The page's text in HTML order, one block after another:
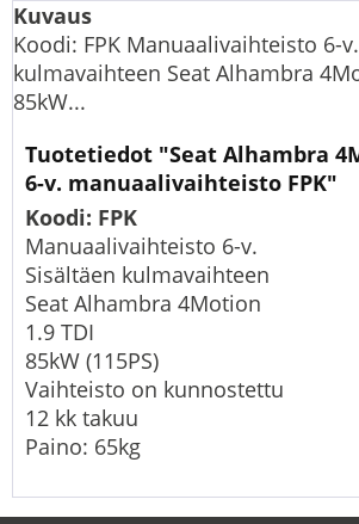
Kuvaus
Koodi: FPK Manuaalivaihteisto 6-
kulmavaihteen Seat Alhambra
85kW...
Tuotetiedot "Seat Alhambra
6-v. manuaalivaihteisto FPK"
Koodi: FPK
Manuaalivaihteisto 6-v.
Sisältäen kulmavaihteen
Seat Alhambra 4Motion
1.9 TDI
85kW (115PS)
Vaihteisto on kunnostettu
12 kk takuu
Paino: 65kg